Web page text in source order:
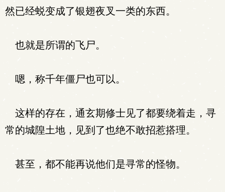
然已经蜕变成了银翅夜叉一类的东西。
也就是所谓的飞尸。
嗯，称千年僵尸也可以。
这样的存在，通玄期修士见了都要绕着走，寻
常的城隍土地，见到了也绝不敢招惹搭理。
甚至，都不能再说他们是寻常的怪物。